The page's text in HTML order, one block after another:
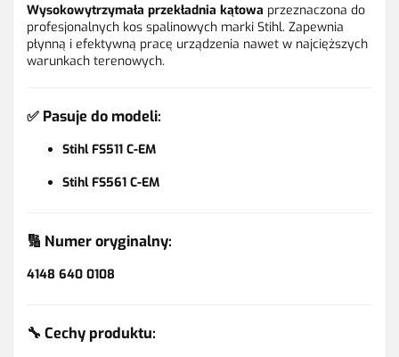
Wysokowytrzymała przekładnia kątowa przeznaczona do
profesjonalnych kos spalinowych marki Stihl. Zapewnia
płynną i efektywną pracę urządzenia nawet w najcięższych
warunkach terenowych.
✅ Pasuje do modeli:
Stihl FS511 C-EM
Stihl FS561 C-EM
🔢 Numer oryginalny:
4148 640 0108
🔧 Cechy produktu: